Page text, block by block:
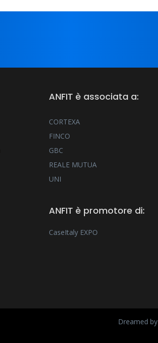
ANFIT è associata a:
CORTEXA
FINCO
GBC
REALE MUTUA
UNI
ANFIT è promotore di:
CaseItaly EXPO
Dreamed by